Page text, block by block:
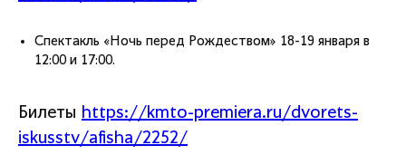
Спектакль «Ночь перед Рождеством» 18-19 января в
12:00 и 17:00.
Билеты https://kmto-premiera.ru/dvorets-
iskusstv/afisha/2252/